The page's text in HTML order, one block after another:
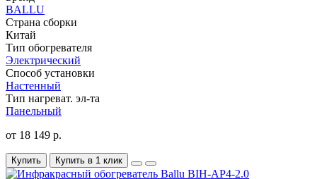
BALLU
Страна сборки
Китай
Тип обогревателя
Электрический
Способ установки
Настенный
Тип нагреват. эл-та
Панельный
от 18 149 р.
Купить Купить в 1 клик